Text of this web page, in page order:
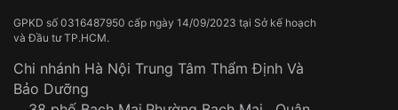
GPKD số 0316487950 cấp ngày 14/09/2023 tại Sở kế hoạch
và Đầu tư TP.HCM.
Chi nhánh Hà Nội Trung Tâm Thẩm Định Và
Bảo Dưỡng